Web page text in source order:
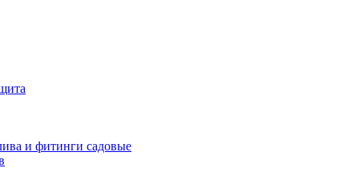
и фитинги садовые